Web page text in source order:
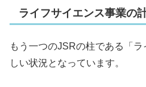
ライフサイエンス事業の
もう一つのJSRの柱である「
しい状況となっています。